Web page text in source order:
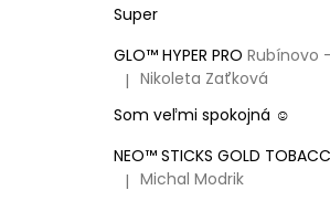
Super
GLO™ HYPER PRO Rubínovo
Hodnocení produktu je 5 z 5
| Nikoleta Zaťková
Som veľmi spokojná ☺️
NEO™ STICKS GOLD
Hodnocení produktu je 5 z 5
| Michal Modrik